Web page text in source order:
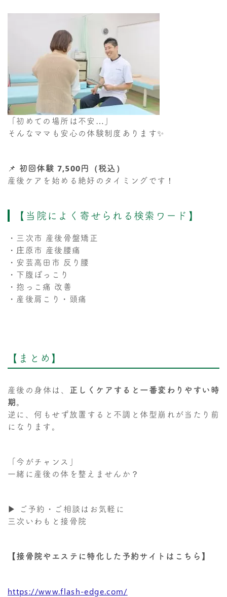
「初めての場所は不安…」
そんなママも安心の体験制度あります✨
📌 初回体験 7,500円（税込）
産後ケアを始める絶好のタイミングです！
【当院によく寄せられる検索ワード】
・三次市 産後骨盤矯正
・庄原市 産後腰痛
・安芸高田市 反り腰
・下腹ぽっこり
・抱っこ痛 改善
・産後肩こり・頭痛
【まとめ】
産後の身体は、 正しくケアすると一番変わりやすい時
期。
逆に、何もせず放置すると不調と体型崩れが当たり前
になります。
「今がチャンス」
一緒に産後の体を整えませんか？
▶ ご予約・ご相談はお気軽に
三次いわもと接骨院
【接骨院やエステに特化した予約サイトはこちら】
https://www.flash-edge.com/